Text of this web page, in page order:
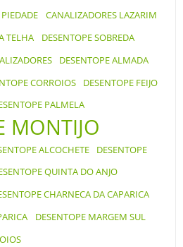
CANALIZADORES LAZARIM
TELHA
DESENTOPE SOBREDA
DESENTOPE ALMADA
CORROIOS
DESENTOPE FEIJO
PALMELA
MONTIJO
ALCOCHETE
DESENTOPE
QUINTA DO ANJO
CHARNECA DA CAPARICA
DESENTOPE MARGEM SUL